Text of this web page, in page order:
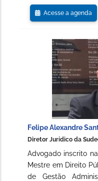
Acesse a agenda
Felipe Alexandre
Diretor Jurídico da
Advogado inscrito
Mestre em Direito
de Gestão